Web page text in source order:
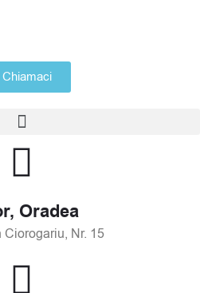
Chiamaci
Menu
Oradea
Ciorogariu, Nr. 15